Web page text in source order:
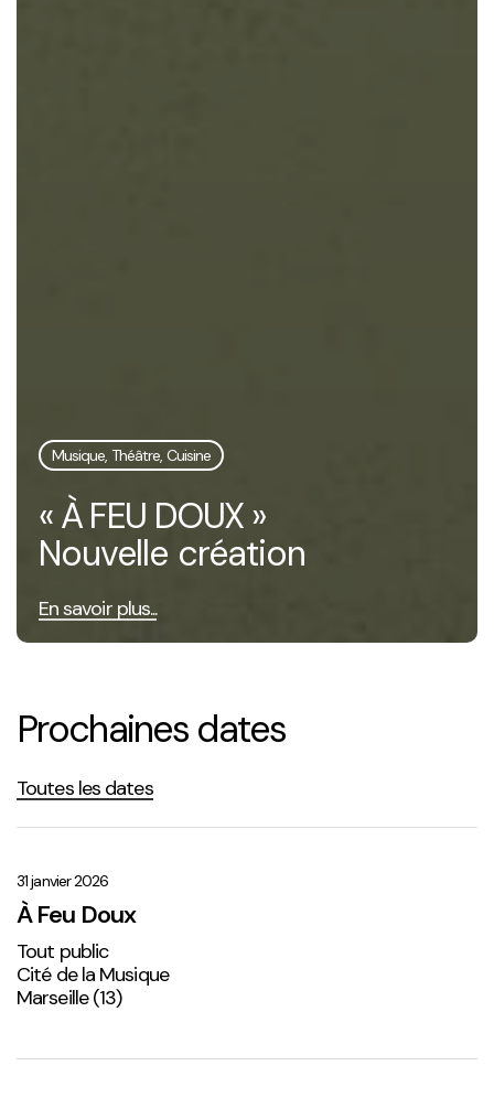
Musique, Théâtre, Cuisine
« À FEU DOUX »
Nouvelle création
En savoir plus...
Prochaines dates
Toutes les dates
Doux
31 janvier 2026
À Feu Doux
Tout public
Cité de la Musique
Marseille (13)